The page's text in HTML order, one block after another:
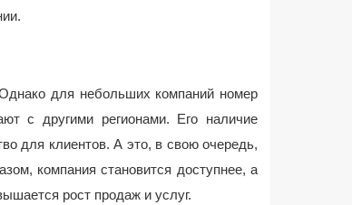
для небольших компаний номер
с другими регионами. Его наличие
для клиентов. А это, в свою очередь,
компания становится доступнее, а
рост продаж и услуг.